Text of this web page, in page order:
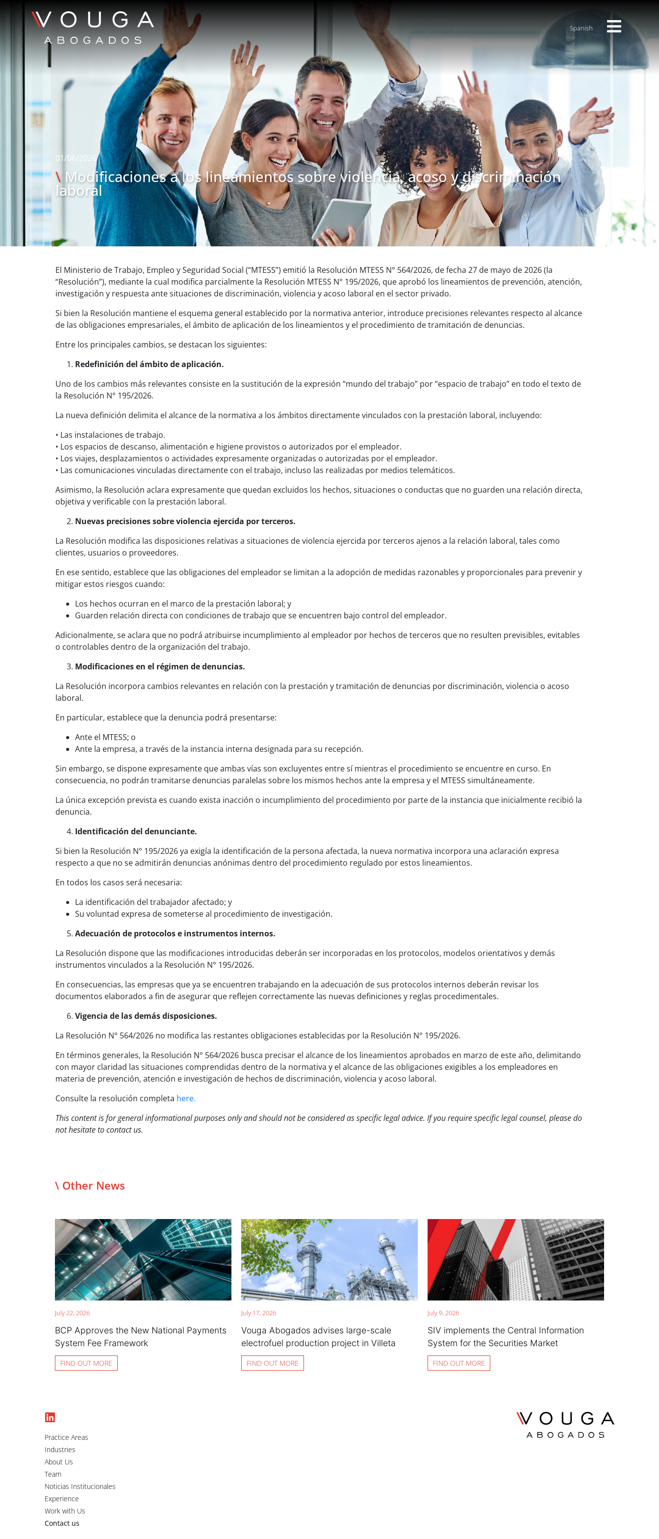
Spanish
01/06/2026
\ Modificaciones a los lineamientos sobre violencia, acoso y discriminación
laboral
El Ministerio de Trabajo, Empleo y Seguridad Social (“MTESS”) emitió la Resolución MTESS N° 564/2026, de fecha 27 de mayo de 2026 (la
“Resolución”), mediante la cual modifica parcialmente la Resolución MTESS N° 195/2026, que aprobó los lineamientos de prevención, atención,
investigación y respuesta ante situaciones de discriminación, violencia y acoso laboral en el sector privado.
Si bien la Resolución mantiene el esquema general establecido por la normativa anterior, introduce precisiones relevantes respecto al alcance
de las obligaciones empresariales, el ámbito de aplicación de los lineamientos y el procedimiento de tramitación de denuncias.
Entre los principales cambios, se destacan los siguientes:
Redefinición del ámbito de aplicación.
Uno de los cambios más relevantes consiste en la sustitución de la expresión “mundo del trabajo” por “espacio de trabajo” en todo el texto de
la Resolución N° 195/2026.
La nueva definición delimita el alcance de la normativa a los ámbitos directamente vinculados con la prestación laboral, incluyendo:
• Las instalaciones de trabajo.
• Los espacios de descanso, alimentación e higiene provistos o autorizados por el empleador.
• Los viajes, desplazamientos o actividades expresamente organizadas o autorizadas por el empleador.
• Las comunicaciones vinculadas directamente con el trabajo, incluso las realizadas por medios telemáticos.
Asimismo, la Resolución aclara expresamente que quedan excluidos los hechos, situaciones o conductas que no guarden una relación directa,
objetiva y verificable con la prestación laboral.
Nuevas precisiones sobre violencia ejercida por terceros.
La Resolución modifica las disposiciones relativas a situaciones de violencia ejercida por terceros ajenos a la relación laboral, tales como
clientes, usuarios o proveedores.
En ese sentido, establece que las obligaciones del empleador se limitan a la adopción de medidas razonables y proporcionales para prevenir y
mitigar estos riesgos cuando:
Los hechos ocurran en el marco de la prestación laboral; y
Guarden relación directa con condiciones de trabajo que se encuentren bajo control del empleador.
Adicionalmente, se aclara que no podrá atribuirse incumplimiento al empleador por hechos de terceros que no resulten previsibles, evitables
o controlables dentro de la organización del trabajo.
Modificaciones en el régimen de denuncias.
La Resolución incorpora cambios relevantes en relación con la prestación y tramitación de denuncias por discriminación, violencia o acoso
laboral.
En particular, establece que la denuncia podrá presentarse:
Ante el MTESS; o
Ante la empresa, a través de la instancia interna designada para su recepción.
Sin embargo, se dispone expresamente que ambas vías son excluyentes entre sí mientras el procedimiento se encuentre en curso. En
consecuencia, no podrán tramitarse denuncias paralelas sobre los mismos hechos ante la empresa y el MTESS simultáneamente.
La única excepción prevista es cuando exista inacción o incumplimiento del procedimiento por parte de la instancia que inicialmente recibió la
denuncia.
Identificación del denunciante.
Si bien la Resolución N° 195/2026 ya exigía la identificación de la persona afectada, la nueva normativa incorpora una aclaración expresa
respecto a que no se admitirán denuncias anónimas dentro del procedimiento regulado por estos lineamientos.
En todos los casos será necesaria:
La identificación del trabajador afectado; y
Su voluntad expresa de someterse al procedimiento de investigación.
Adecuación de protocolos e instrumentos internos.
La Resolución dispone que las modificaciones introducidas deberán ser incorporadas en los protocolos, modelos orientativos y demás
instrumentos vinculados a la Resolución N° 195/2026.
En consecuencias, las empresas que ya se encuentren trabajando en la adecuación de sus protocolos internos deberán revisar los
documentos elaborados a fin de asegurar que reflejen correctamente las nuevas definiciones y reglas procedimentales.
Vigencia de las demás disposiciones.
La Resolución N° 564/2026 no modifica las restantes obligaciones establecidas por la Resolución N° 195/2026.
En términos generales, la Resolución N° 564/2026 busca precisar el alcance de los lineamientos aprobados en marzo de este año, delimitando
con mayor claridad las situaciones comprendidas dentro de la normativa y el alcance de las obligaciones exigibles a los empleadores en
materia de prevención, atención e investigación de hechos de discriminación, violencia y acoso laboral.
Consulte la resolución completa here.
This content is for general informational purposes only and should not be considered as specific legal advice. If you require specific legal counsel, please do
not hesitate to contact us.
\ Other News
July 22, 2026
BCP Approves the New National Payments
System Fee Framework
FIND OUT MORE
July 17, 2026
Vouga Abogados advises large-scale
electrofuel production project in Villeta
FIND OUT MORE
July 9, 2026
SIV implements the Central Information
System for the Securities Market
FIND OUT MORE
Practice Areas
Industries
About Us
Team
Noticias Institucionales
Experience
Work with Us
Contact us